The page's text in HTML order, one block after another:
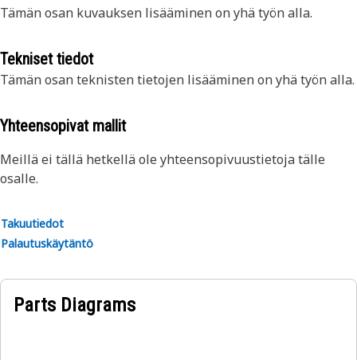
Tämän osan kuvauksen lisääminen on yhä työn alla.
Tekniset tiedot
Tämän osan teknisten tietojen lisääminen on yhä työn alla.
Yhteensopivat mallit
Meillä ei tällä hetkellä ole yhteensopivuustietoja tälle
osalle.
Takuutiedot
Palautuskäytäntö
Parts Diagrams